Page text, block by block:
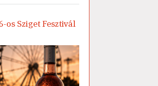
os Sziget Fesztivál